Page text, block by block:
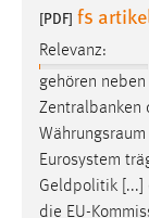
[PDF] fs
Relevanz:
gehören
Zentralbanken
Währungsraum
Eurosystem
Geldpolitik [...]
die EU-